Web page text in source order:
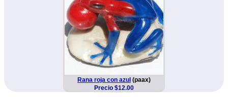
Rana roja con azul (paax)
Precio $12.00